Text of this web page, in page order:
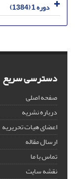
دوره 1 (1384)
دسترسی سریع
صفحه اصلی
درباره نشریه
اعضای هیات تحریریه
ارسال مقاله
تماس با ما
نقشه سایت